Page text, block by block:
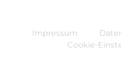
Impressum
Cookie-